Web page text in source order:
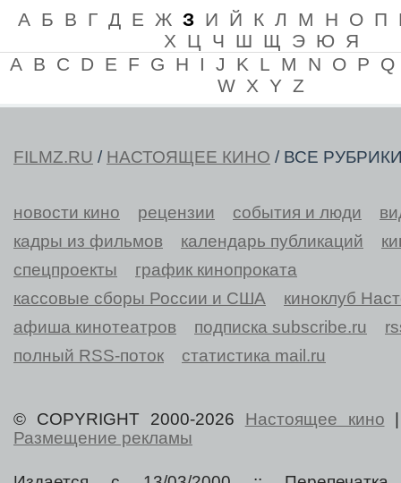
А Б В Г Д Е Ж З И Й К Л М Н О П
Х
Ц Ч Ш Щ Э Ю Я
A B C D E F G H I J K L M N O P
Q
W X Y Z
FILMZ.RU / НАСТОЯЩЕЕ КИНО / ВСЕ
новости кино рецензии события и люди
кадры из фильмов
календарь публикаций
спецпроекты
график кинопроката
кассовые сборы России и США
киноклуб
афиша кинотеатров
подписка subscribe.ru
полный RSS-поток
статистика mail.ru
© COPYRIGHT 2000-2026 Настоящее кино
Размещение рекламы